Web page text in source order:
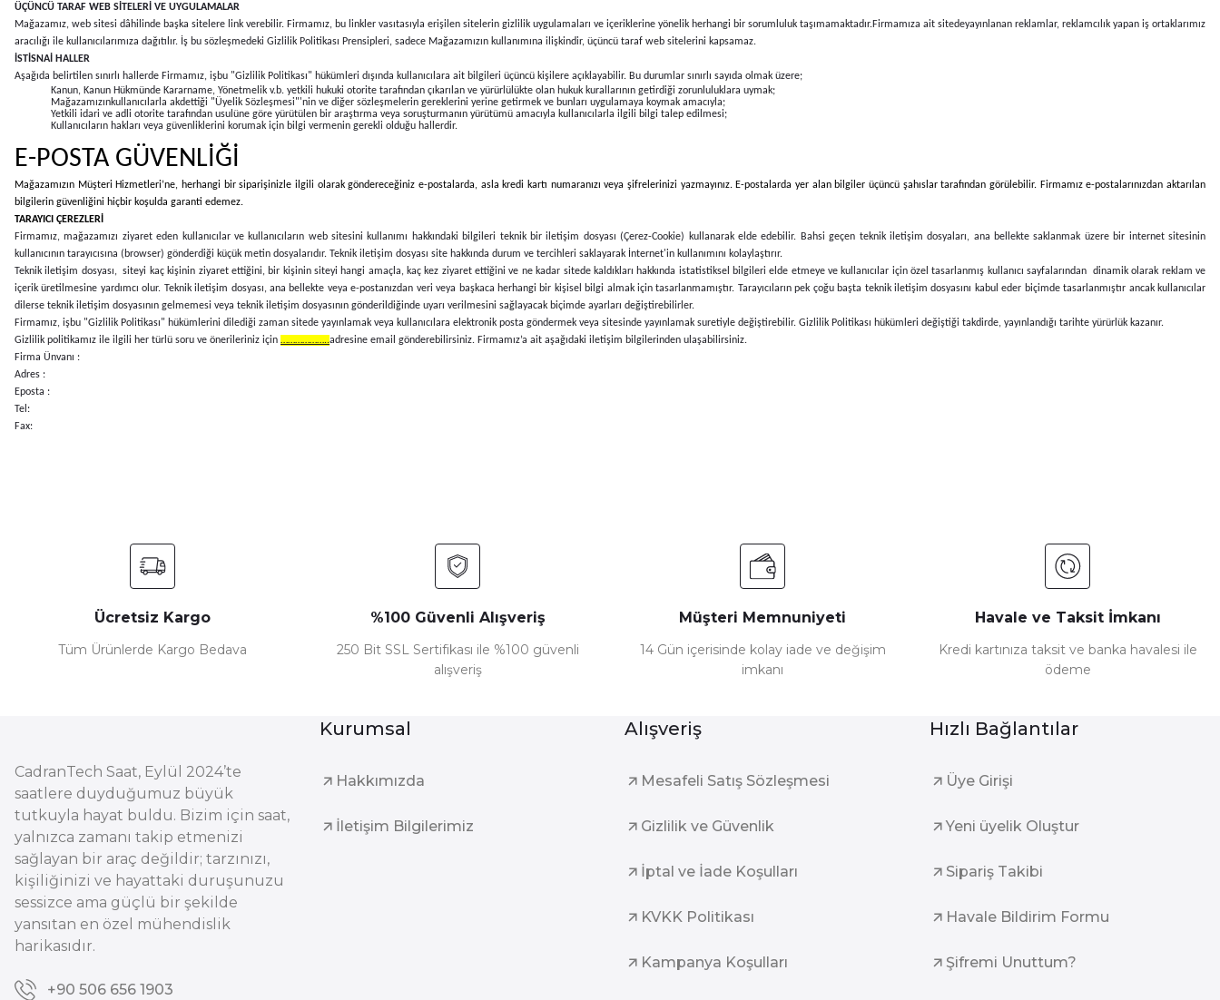
ÜÇÜNCÜ TARAF WEB SİTELERİ VE UYGULAMALAR
Mağazamız, web sitesi dâhilinde başka sitelere link verebilir. Firmamız, bu linkler vasıtasıyla erişilen sitelerin gizlilik uygulamaları ve içeriklerine yönelik herhangi bir sorumluluk taşımamaktadır.Firmamıza ait sitedeyayınlanan reklamlar, reklamcılık yapan iş ortaklarımız
aracılığı ile kullanıcılarımıza dağıtılır. İş bu sözleşmedeki Gizlilik Politikası Prensipleri, sadece Mağazamızın kullanımına ilişkindir, üçüncü taraf web sitelerini kapsamaz.
İSTİSNAİ HALLER
Aşağıda belirtilen sınırlı hallerde Firmamız, işbu "Gizlilik Politikası" hükümleri dışında kullanıcılara ait bilgileri üçüncü kişilere açıklayabilir. Bu durumlar sınırlı sayıda olmak üzere;
Kanun, Kanun Hükmünde Kararname, Yönetmelik v.b. yetkili hukuki otorite tarafından çıkarılan ve yürürlülükte olan hukuk kurallarının getirdiği zorunluluklara uymak;
Mağazamızınkullanıcılarla akdettiği "Üyelik Sözleşmesi"'nin ve diğer sözleşmelerin gereklerini yerine getirmek ve bunları uygulamaya koymak amacıyla;
Yetkili idari ve adli otorite tarafından usulüne göre yürütülen bir araştırma veya soruşturmanın yürütümü amacıyla kullanıcılarla ilgili bilgi talep edilmesi;
Kullanıcıların hakları veya güvenliklerini korumak için bilgi vermenin gerekli olduğu hallerdir.
E-POSTA GÜVENLİĞİ
Mağazamızın Müşteri Hizmetleri’ne, herhangi bir siparişinizle ilgili olarak göndereceğiniz e-postalarda, asla kredi kartı numaranızı veya şifrelerinizi yazmayınız. E-postalarda yer alan bilgiler üçüncü şahıslar tarafından görülebilir. Firmamız e-postalarınızdan aktarılan
bilgilerin güvenliğini hiçbir koşulda garanti edemez.
TARAYICI ÇEREZLERİ
Firmamız, mağazamızı ziyaret eden kullanıcılar ve kullanıcıların web sitesini kullanımı hakkındaki bilgileri teknik bir iletişim dosyası (Çerez-Cookie) kullanarak elde edebilir. Bahsi geçen teknik iletişim dosyaları, ana bellekte saklanmak üzere bir internet sitesinin
kullanıcının tarayıcısına (browser) gönderdiği küçük metin dosyalarıdır. Teknik iletişim dosyası site hakkında durum ve tercihleri saklayarak İnternet'in kullanımını kolaylaştırır.
Teknik iletişim dosyası, siteyi kaç kişinin ziyaret ettiğini, bir kişinin siteyi hangi amaçla, kaç kez ziyaret ettiğini ve ne kadar sitede kaldıkları hakkında istatistiksel bilgileri elde etmeye ve kullanıcılar için özel tasarlanmış kullanıcı sayfalarından dinamik olarak reklam ve
içerik üretilmesine yardımcı olur. Teknik iletişim dosyası, ana bellekte veya e-postanızdan veri veya başkaca herhangi bir kişisel bilgi almak için tasarlanmamıştır. Tarayıcıların pek çoğu başta teknik iletişim dosyasını kabul eder biçimde tasarlanmıştır ancak kullanıcılar
dilerse teknik iletişim dosyasının gelmemesi veya teknik iletişim dosyasının gönderildiğinde uyarı verilmesini sağlayacak biçimde ayarları değiştirebilirler.
Firmamız, işbu "Gizlilik Politikası" hükümlerini dilediği zaman sitede yayınlamak veya kullanıcılara elektronik posta göndermek veya sitesinde yayınlamak suretiyle değiştirebilir. Gizlilik Politikası hükümleri değiştiği takdirde, yayınlandığı tarihte yürürlük kazanır.
Gizlilik politikamız ile ilgili her türlü soru ve önerileriniz için ………………..adresine email gönderebilirsiniz. Firmamız’a ait aşağıdaki iletişim bilgilerinden ulaşabilirsiniz.
Firma Ünvanı :
Adres :
Eposta :
Tel:
Fax:
Ücretsiz Kargo
Tüm Ürünlerde Kargo Bedava
%100 Güvenli Alışveriş
250 Bit SSL Sertifikası ile %100 güvenli
alışveriş
Müşteri Memnuniyeti
14 Gün içerisinde kolay iade ve değişim
imkanı
Havale ve Taksit İmkanı
Kredi kartınıza taksit ve banka havalesi ile
ödeme
CadranTech Saat, Eylül 2024’te
saatlere duyduğumuz büyük
tutkuyla hayat buldu. Bizim için saat,
yalnızca zamanı takip etmenizi
sağlayan bir araç değildir; tarzınızı,
kişiliğinizi ve hayattaki duruşunuzu
sessizce ama güçlü bir şekilde
yansıtan en özel mühendislik
harikasıdır.
+90 506 656 1903
Kurumsal
Hakkımızda
İletişim Bilgilerimiz
Alışveriş
Mesafeli Satış Sözleşmesi
Gizlilik ve Güvenlik
İptal ve İade Koşulları
KVKK Politikası
Kampanya Koşulları
Hızlı Bağlantılar
Üye Girişi
Yeni üyelik Oluştur
Sipariş Takibi
Havale Bildirim Formu
Şifremi Unuttum?